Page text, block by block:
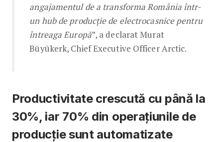
angajamentul de a transforma România într-
un hub de producție de electrocasnice pentru
întreaga Europă”, a declarat Murat
Büyükerk, Chief Executive Officer Arctic.
Productivitate crescută cu până la
30%, iar 70% din operațiunile de
producție sunt automatizate